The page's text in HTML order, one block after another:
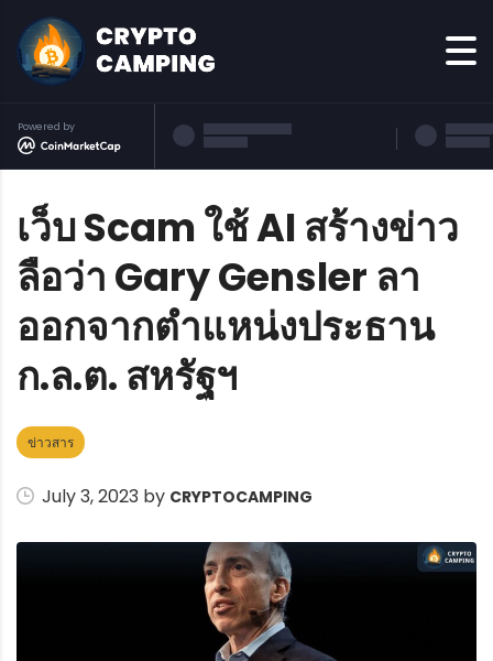
Powered by
เว็บ Scam ใช้ AI สร้างข่าว
ลือว่า Gary Gensler ลา
ออกจากตำแหน่งประธาน
ก.ล.ต. สหรัฐฯ
ข่าวสาร
July 3, 2023 by CRYPTOCAMPING